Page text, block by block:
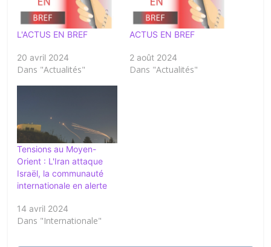
L'ACTUS EN BREF
20 avril 2024
Dans "Actualités"
ACTUS EN BREF
2 août 2024
Dans "Actualités"
Tensions au Moyen-
Orient : L'Iran attaque
Israël, la communauté
internationale en alerte
14 avril 2024
Dans "Internationale"